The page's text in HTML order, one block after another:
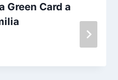
Green Card a